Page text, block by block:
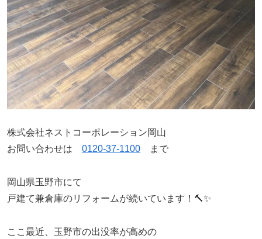
株式会社ネストコーポレーション岡山
お問い合わせは 0120-37-1100 まで
岡山県玉野市にて
戸建て兼倉庫のリフォームが続いています！🔨✨
ここ最近、玉野市の出没率が高めの